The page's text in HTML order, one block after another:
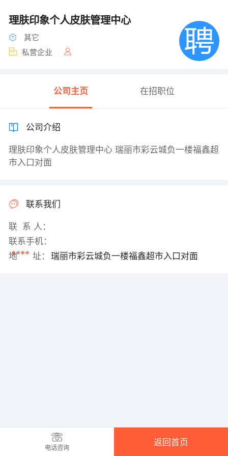
理肤印象个人皮肤管理中心
其它
私营企业
公司主页 在招职位
公司介绍
理肤印象个人皮肤管理中心 瑞丽市彩云城负一楼福鑫超
市入口对面
联系我们
联 系 人：
联系手机：
****
地 址： 瑞丽市彩云城负一楼福鑫超市入口对面
电话咨询
返回首页